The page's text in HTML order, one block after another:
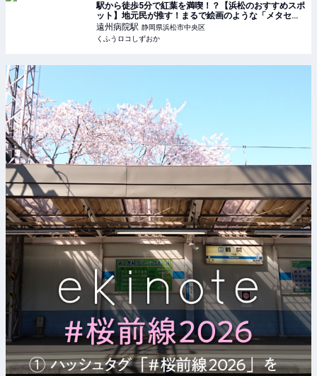
駅から徒歩5分で紅葉を満喫！？【浜松のおすすめスポ
ット】地元民が推す！まるで絵画のような「メタセコ
イア並木」 | くふうロコしずおか
遠州病院駅 静岡県浜松市中央区
くふうロコしずおか